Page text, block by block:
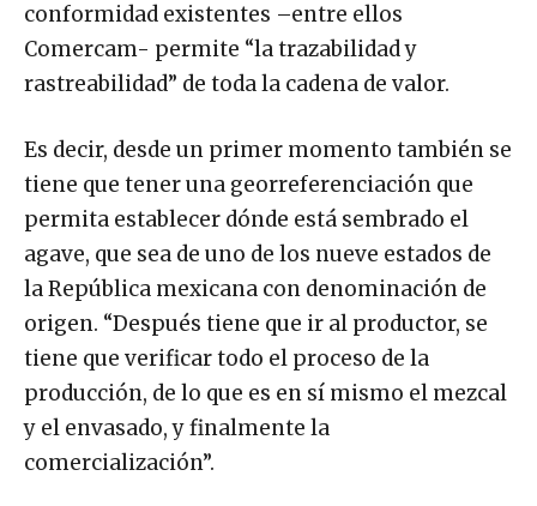
conformidad existentes –entre ellos
Comercam- permite “la trazabilidad y
rastreabilidad” de toda la cadena de valor.
Es decir, desde un primer momento también se
tiene que tener una georreferenciación que
permita establecer dónde está sembrado el
agave, que sea de uno de los nueve estados de
la República mexicana con denominación de
origen. “Después tiene que ir al productor, se
tiene que verificar todo el proceso de la
producción, de lo que es en sí mismo el mezcal
y el envasado, y finalmente la
comercialización”.